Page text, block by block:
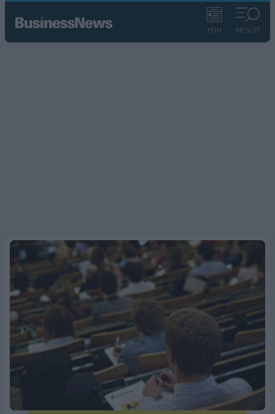
ΡΟΗ ΜΕΝΟΥ